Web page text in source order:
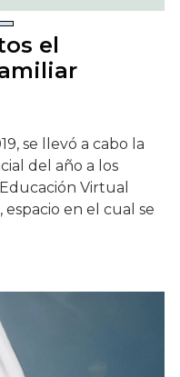
el
se llevó a cabo la
del año a los
Virtual
en el cual se